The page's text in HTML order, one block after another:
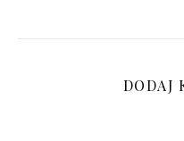
DODAJ